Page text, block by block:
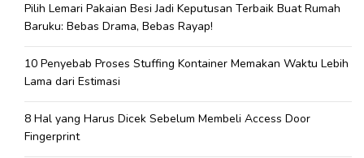
Pilih Lemari Pakaian Besi Jadi Keputusan Terbaik Buat Rumah
Baruku: Bebas Drama, Bebas Rayap!
10 Penyebab Proses Stuffing Kontainer Memakan Waktu Lebih
Lama dari Estimasi
8 Hal yang Harus Dicek Sebelum Membeli Access Door
Fingerprint